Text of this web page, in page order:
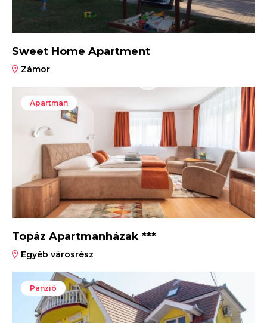
Sweet Home Apartment
Zámor
Apartman
Topáz Apartmanházak ***
Egyéb városrész
Panzió